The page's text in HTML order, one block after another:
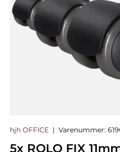
hjh OFFICE | Varenummer:
5x ROLO FIX